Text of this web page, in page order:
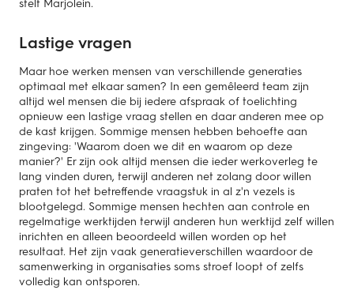
Lastige vragen
Maar hoe werken mensen van verschillende generaties
optimaal met elkaar samen? In een gemêleerd team zijn
altijd wel mensen die bij iedere afspraak of toelichting
opnieuw een lastige vraag stellen en daar anderen mee op
de kast krijgen. Sommige mensen hebben behoefte aan
zingeving: 'Waarom doen we dit en waarom op deze
manier?' Er zijn ook altijd mensen die ieder werkoverleg te
lang vinden duren, terwijl anderen net zolang door willen
praten tot het betreffende vraagstuk in al z'n vezels is
blootgelegd. Sommige mensen hechten aan controle en
regelmatige werktijden terwijl anderen hun werktijd zelf willen
inrichten en alleen beoordeeld willen worden op het
resultaat. Het zijn vaak generatieverschillen waardoor de
samenwerking in organisaties soms stroef loopt of zelfs
volledig kan ontsporen.